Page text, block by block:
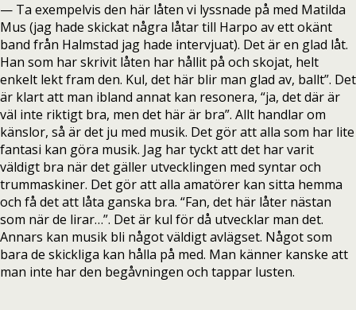
— Ta exempelvis den här låten vi lyssnade på med Matilda
Mus (jag hade skickat några låtar till Harpo av ett okänt
band från Halmstad jag hade intervjuat). Det är en glad låt.
Han som har skrivit låten har hållit på och skojat, helt
enkelt lekt fram den. Kul, det här blir man glad av, ballt”. Det
är klart att man ibland annat kan resonera, “ja, det där är
väl inte riktigt bra, men det här är bra”. Allt handlar om
känslor, så är det ju med musik. Det gör att alla som har lite
fantasi kan göra musik. Jag har tyckt att det har varit
väldigt bra när det gäller utvecklingen med syntar och
trummaskiner. Det gör att alla amatörer kan sitta hemma
och få det att låta ganska bra. “Fan, det här låter nästan
som när de lirar…”. Det är kul för då utvecklar man det.
Annars kan musik bli något väldigt avlägset. Något som
bara de skickliga kan hålla på med. Man känner kanske att
man inte har den begåvningen och tappar lusten.